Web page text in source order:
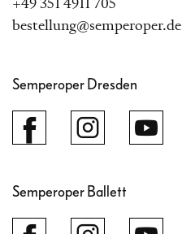
+49 351 4911 705
bestellung@semperoper.de
Semperoper Dresden
Semperoper Ballett